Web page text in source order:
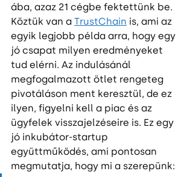
ába, azaz 21 cégbe fektettünk be.
Köztük van a TrustChain is, ami az
egyik legjobb példa arra, hogy egy
jó csapat milyen eredményeket
tud elérni. Az indulásánál
megfogalmazott ötlet rengeteg
pivotáláson ment keresztül, de ez
ilyen, figyelni kell a piac és az
ügyfelek visszajelzéseire is. Ez egy
jó inkubátor-startup
együttműködés, ami pontosan
megmutatja, hogy mi a szerepünk: